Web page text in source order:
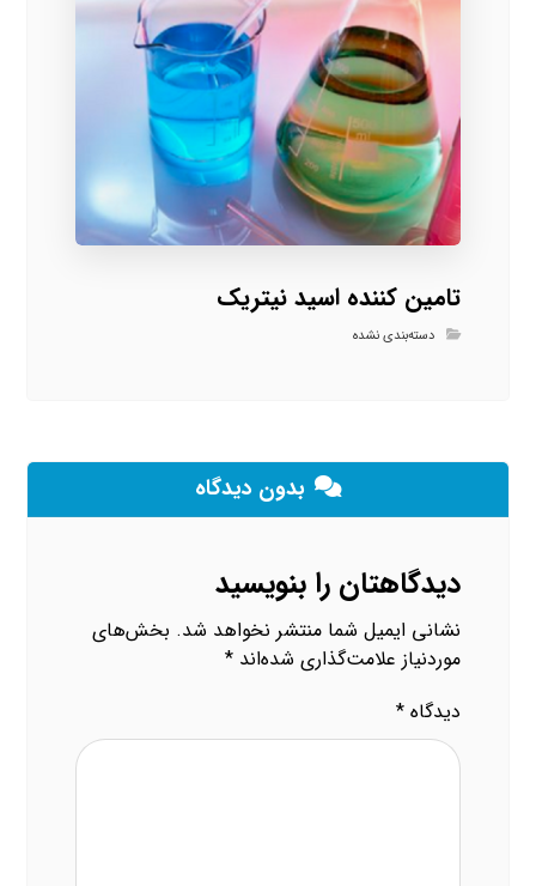
تامین کننده اسید نیتریک
دسته‌بندی نشده
بدون دیدگاه
دیدگاهتان را بنویسید
نشانی ایمیل شما منتشر نخواهد شد. بخش‌های
موردنیاز علامت‌گذاری شده‌اند*
دیدگاه*